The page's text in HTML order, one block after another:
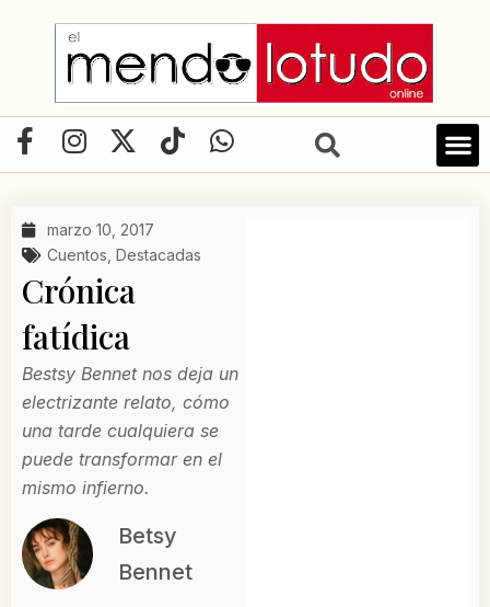
contenido
F
a
e
b
o
o
k
-
f
I
n
t
a
r
a
m
X
-
w
i
t
e
r
T
i
o
W
h
marzo 10, 2017
Cuentos Destacadas
Crónica
fatídica
Bestsy Bennet nos deja un
electrizante relato, cómo
una tarde cualquiera se
puede transformar en el
mismo infierno.
Betsy
Bennet